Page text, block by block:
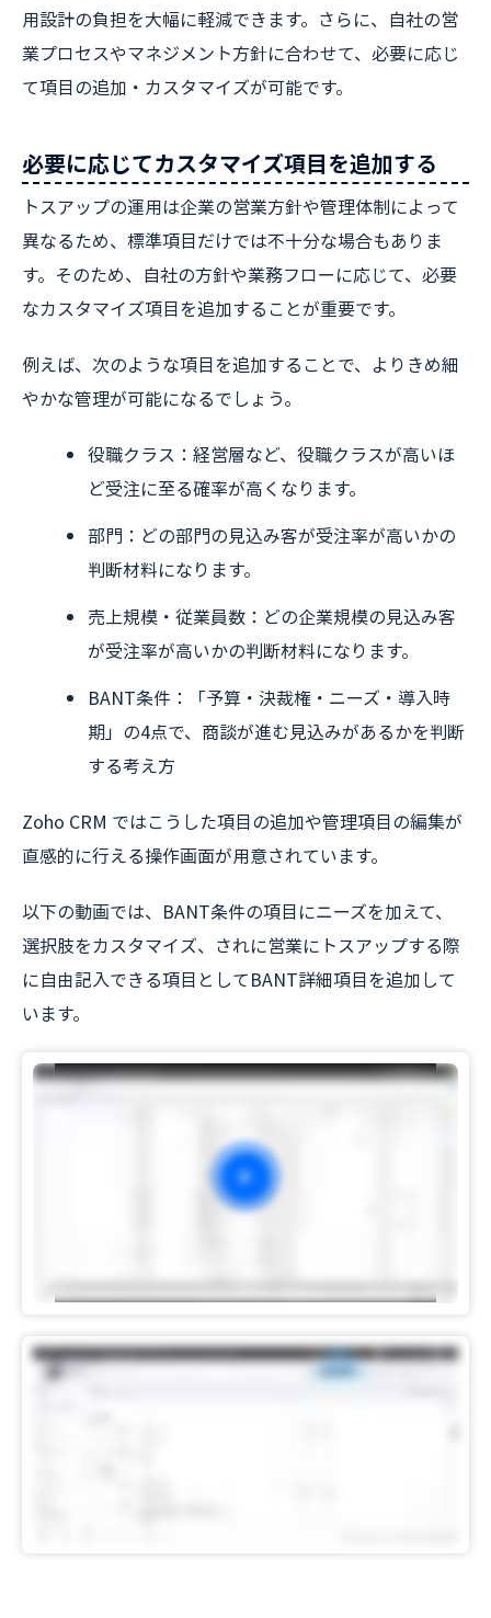
用設計の負担を大幅に軽減できます。さらに、自社の営
業プロセスやマネジメント方針に合わせて、必要に応じ
て項目の追加・カスタマイズが可能です。
必要に応じてカスタマイズ項目を追加する
トスアップの運用は企業の営業方針や管理体制によって
異なるため、標準項目だけでは不十分な場合もありま
す。そのため、自社の方針や業務フローに応じて、必要
なカスタマイズ項目を追加することが重要です。
例えば、次のような項目を追加することで、よりきめ細
やかな管理が可能になるでしょう。
役職クラス：経営層など、役職クラスが高いほ
ど受注に至る確率が高くなります。
部門：どの部門の見込み客が受注率が高いかの
判断材料になります。
売上規模・従業員数：どの企業規模の見込み客
が受注率が高いかの判断材料になります。
BANT条件：「予算・決裁権・ニーズ・導入時
期」の4点で、商談が進む見込みがあるかを判断
する考え方
Zoho CRM ではこうした項目の追加や管理項目の編集が
直感的に行える操作画面が用意されています。
以下の動画では、BANT条件の項目にニーズを加えて、
選択肢をカスタマイズ、されに営業にトスアップする際
に自由記入できる項目としてBANT詳細項目を追加して
います。